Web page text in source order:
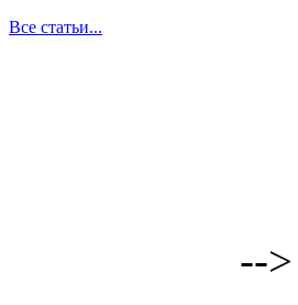
Все статьи...
-->